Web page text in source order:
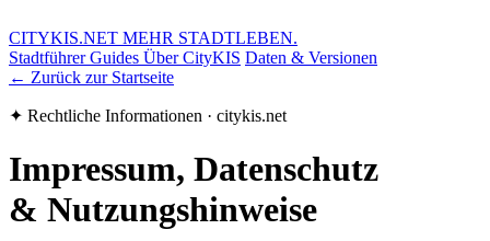
CITYKIS.NET MEHR STADTLEBEN.
Stadtführer Guides Über CityKIS Daten & Versionen
← Zurück zur Startseite
✦ Rechtliche Informationen · citykis.net
Impressum, Datenschutz
& Nutzungshinweise